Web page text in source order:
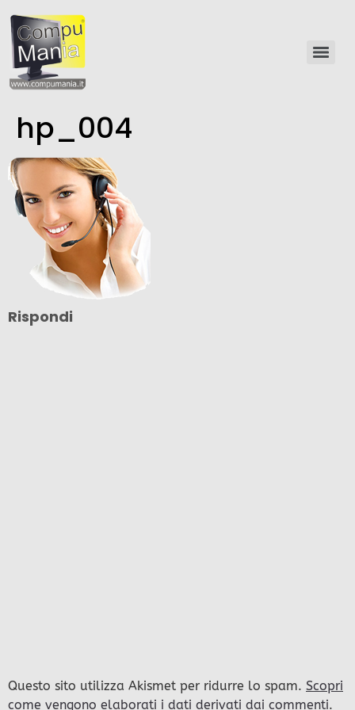
hp_004
Rispondi
Questo sito utilizza Akismet per ridurre lo spam. Scopri
come vengono elaborati i dati derivati dai commenti.